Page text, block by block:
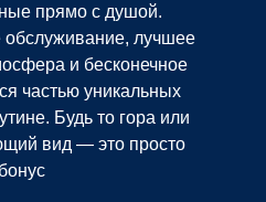
прямо с душой.
лучшее
и бесконечное
частью уникальных
Будь то гора или
вид — это просто
бонус.